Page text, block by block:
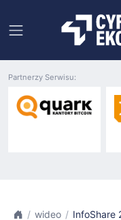
Partnerzy Serwisu:
wideo InfoShare